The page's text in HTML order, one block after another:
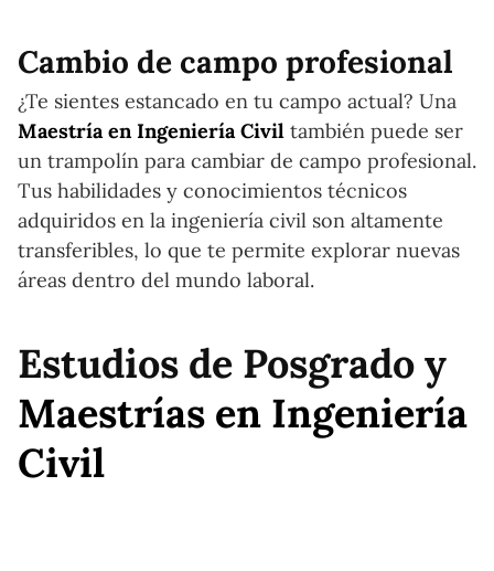
Cambio de campo profesional
¿Te sientes estancado en tu campo actual? Una
Maestría en Ingeniería Civil también puede ser
un trampolín para cambiar de campo profesional.
Tus habilidades y conocimientos técnicos
adquiridos en la ingeniería civil son altamente
transferibles, lo que te permite explorar nuevas
áreas dentro del mundo laboral.
Estudios de Posgrado y
Maestrías en Ingeniería
Civil